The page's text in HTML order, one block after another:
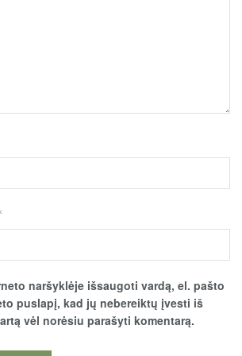
naršyklėje išsaugoti vardą, el. pašto
puslapį, kad jų nebereiktų įvesti iš
vėl norėsiu parašyti komentarą.